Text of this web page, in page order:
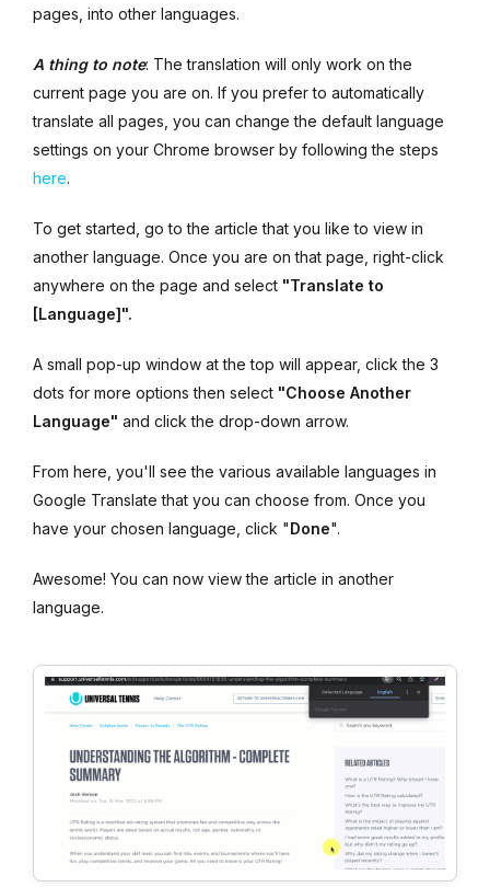
pages, into other languages.
A thing to note: The translation will only work on the
current page you are on. If you prefer to automatically
translate all pages, you can change the default language
settings on your Chrome browser by following the steps
here.
To get started, go to the article that you like to view in
another language. Once you are on that page, right-click
anywhere on the page and select "Translate to
[Language]".
A small pop-up window at the top will appear, click the 3
dots for more options then select "Choose Another
Language" and click the drop-down arrow.
From here, you'll see the various available languages in
Google Translate that you can choose from. Once you
have your chosen language, click "Done".
Awesome! You can now view the article in another
language.